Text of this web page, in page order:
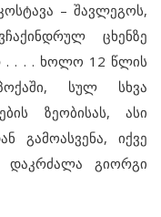
– შავლეგოს,
ცხენზე
. . . . ხოლო 12 წლის
სულ სხვა
ზეობისას, ასი
გამოასვენა, იქვე
დაკრძალა გიორგი